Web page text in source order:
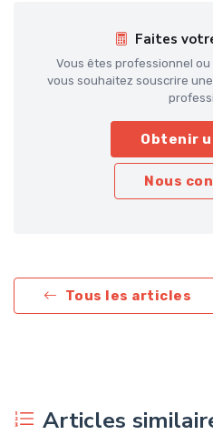
Faites
Vous êtes professionnel
vous souhaitez souscrire
Obtenir
Nous
Tous les articles
Articles